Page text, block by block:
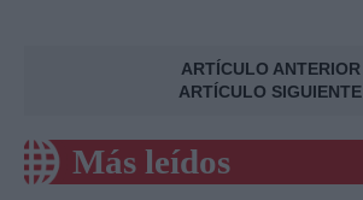
ARTÍCULO ANTERIOR
ARTÍCULO SIGUIENTE
Más leídos